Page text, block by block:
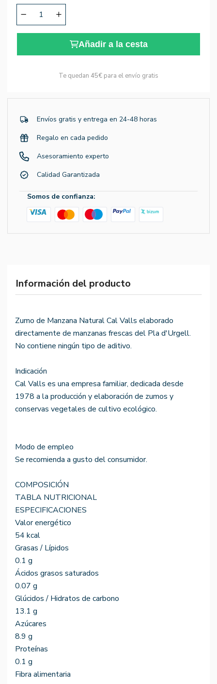
Añadir a la cesta
Te quedan 45€ para el envío gratis
Envíos gratis y entrega en 24-48 horas
Regalo en cada pedido
Asesoramiento experto
Calidad Garantizada
Somos de confianza:
Información del producto
Zumo de Manzana Natural Cal Valls elaborado
directamente de manzanas frescas del Pla d'Urgell.
No contiene ningún tipo de aditivo.
Indicación
Cal Valls es una empresa familiar, dedicada desde
1978 a la producción y elaboración de zumos y
conservas vegetales de cultivo ecológico.
Modo de empleo
Se recomienda a gusto del consumidor.
COMPOSICIÓN
TABLA NUTRICIONAL
ESPECIFICACIONES
Valor energético
54 kcal
Grasas / Lípidos
0.1 g
Ácidos grasos saturados
0.07 g
Glúcidos / Hidratos de carbono
13.1 g
Azúcares
8.9 g
Proteínas
0.1 g
Fibra alimentaria